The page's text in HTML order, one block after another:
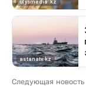
Следующая новость